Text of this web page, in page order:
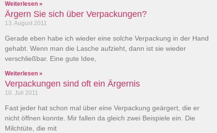
Weiterlesen »
Ärgern Sie sich über Verpackungen?
13. August 2011
Gerade eben habe ich wieder eine solche Verpackung in der Hand
gehabt. Wenn man die Lasche aufzieht, dann ist sie wieder
verschließbar. Eine gute Idee,
Weiterlesen »
Verpackungen sind oft ein Ärgernis
10. Juli 2011
Fast jeder hat schon mal über eine Verpackung geärgert, die er
nicht öffnen konnte. Mir fallen da gleich zwei Beispiele ein. Die
Milchtüte, die mit